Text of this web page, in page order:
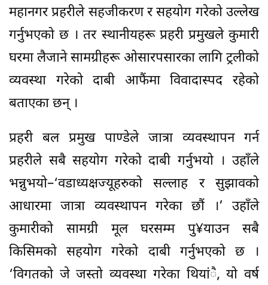
महानगर प्रहरीले सहजीकरण र सहयोग गरेको उल्लेख
गर्नुभएको छ । तर स्थानीयहरू प्रहरी प्रमुखले कुमारी
घरमा लैजाने सामग्रीहरू ओसारपसारका लागि ट्रलीको
व्यवस्था गरेको दाबी आफैंमा विवादास्पद रहेको
बताएका छन् ।
प्रहरी बल प्रमुख पाण्डेले जात्रा व्यवस्थापन गर्न
प्रहरीले सबै सहयोग गरेको दाबी गर्नुभयो । उहाँले
भन्नुभयो–‘वडाध्यक्षज्यूहरुको सल्लाह र सुझावको
आधारमा जात्रा व्यवस्थापन गरेका छौं ।’ उहाँले
कुमारीको सामग्री मूल घरसम्म पु¥याउन सबै
किसिमको सहयोग गरेको दाबी गर्नुभएको छ ।
‘विगतको जे जस्तो व्यवस्था गरेका थियांै, यो वर्ष